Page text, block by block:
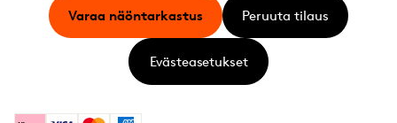
Varaa näöntarkastus Peruuta tilaus
Evästeasetukset